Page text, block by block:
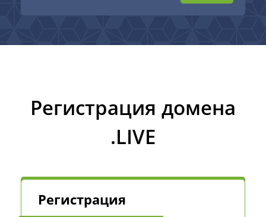
Регистрация домена
.LIVE
Регистрация